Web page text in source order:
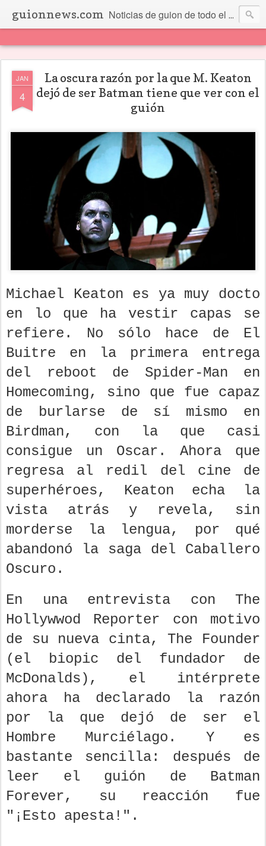
guionnews.com Noticias de guion de todo el mundo... Y más.
JAN
4
La oscura razón por la que M. Keaton
dejó de ser Batman tiene que ver con el
guión
Michael Keaton es ya muy docto
en lo que ha vestir capas se
refiere. No sólo hace de El
Buitre en la primera entrega
del reboot de Spider-Man en
Homecoming, sino que fue capaz
de burlarse de sí mismo en
Birdman, con la que casi
consigue un Oscar. Ahora que
regresa al redil del cine de
superhéroes, Keaton echa la
vista atrás y revela, sin
morderse la lengua, por qué
abandonó la saga del Caballero
Oscuro.
En una entrevista con The
Hollywwod Reporter con motivo
de su nueva cinta, The Founder
(el biopic del fundador de
McDonalds), el intérprete
ahora ha declarado la razón
por la que dejó de ser el
Hombre Murciélago. Y es
bastante sencilla: después de
leer el guión de Batman
Forever, su reacción fue
"¡Esto apesta!".